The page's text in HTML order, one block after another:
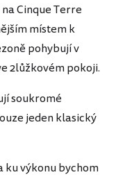
Cinque Terre
místem k
pohybují v
2lůžkovém pokoji.
soukromé
jeden klasický
ku výkonu bychom